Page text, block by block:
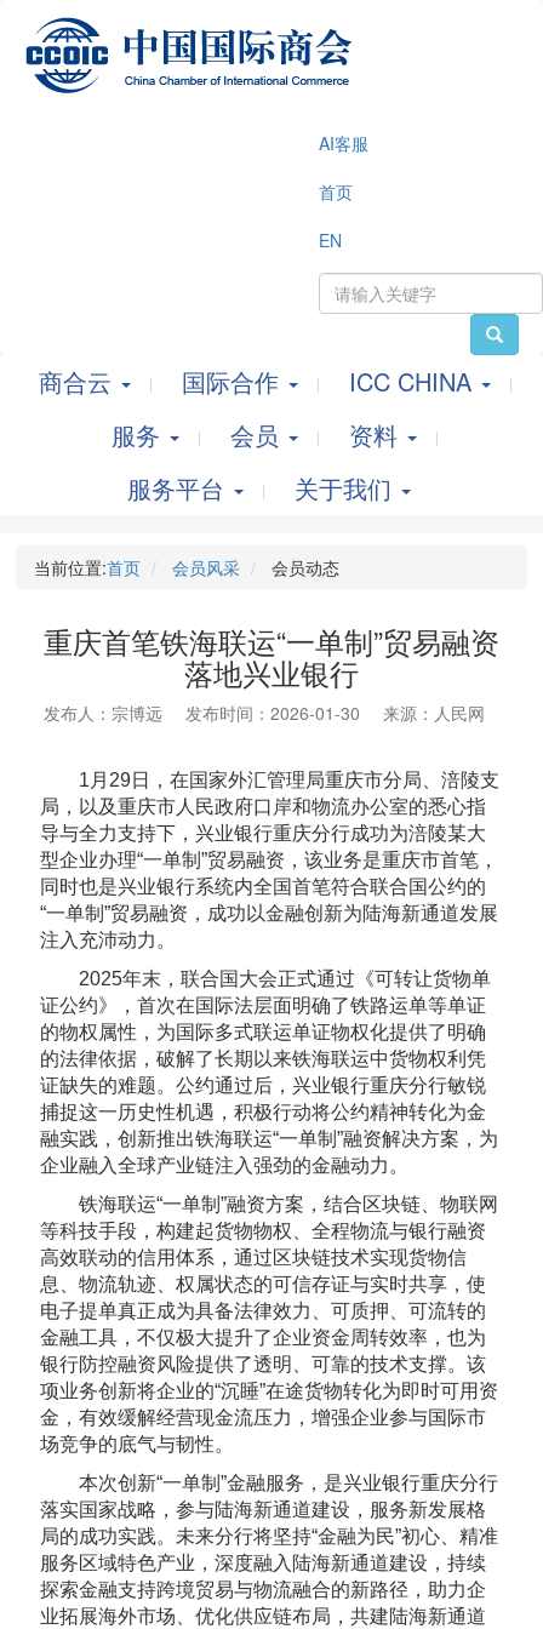
AI客服
首页
EN
商合云 国际合作
ICC CHINA
服务
会员
资料
服务平台
关于我们
当前位置:首页 会员风采 会员动态
重庆首笔铁海联运“一单制”贸易融资
落地兴业银行
发布人：宗博远 发布时间：2026-01-30 来源：人民网
1月29日，在国家外汇管理局重庆市分局、涪陵支
局，以及重庆市人民政府口岸和物流办公室的悉心指
导与全力支持下，兴业银行重庆分行成功为涪陵某大
型企业办理“一单制”贸易融资，该业务是重庆市首笔，
同时也是兴业银行系统内全国首笔符合联合国公约的
“一单制”贸易融资，成功以金融创新为陆海新通道发展
注入充沛动力。
2025年末，联合国大会正式通过《可转让货物单
证公约》，首次在国际法层面明确了铁路运单等单证
的物权属性，为国际多式联运单证物权化提供了明确
的法律依据，破解了长期以来铁海联运中货物权利凭
证缺失的难题。公约通过后，兴业银行重庆分行敏锐
捕捉这一历史性机遇，积极行动将公约精神转化为金
融实践，创新推出铁海联运“一单制”融资解决方案，为
企业融入全球产业链注入强劲的金融动力。
铁海联运“一单制”融资方案，结合区块链、物联网
等科技手段，构建起货物物权、全程物流与银行融资
高效联动的信用体系，通过区块链技术实现货物信
息、物流轨迹、权属状态的可信存证与实时共享，使
电子提单真正成为具备法律效力、可质押、可流转的
金融工具，不仅极大提升了企业资金周转效率，也为
银行防控融资风险提供了透明、可靠的技术支撑。该
项业务创新将企业的“沉睡”在途货物转化为即时可用资
金，有效缓解经营现金流压力，增强企业参与国际市
场竞争的底气与韧性。
本次创新“一单制”金融服务，是兴业银行重庆分行
落实国家战略，参与陆海新通道建设，服务新发展格
局的成功实践。未来分行将坚持“金融为民”初心、精准
服务区域特色产业，深度融入陆海新通道建设，持续
探索金融支持跨境贸易与物流融合的新路径，助力企
业拓展海外市场、优化供应链布局，共建陆海新通道